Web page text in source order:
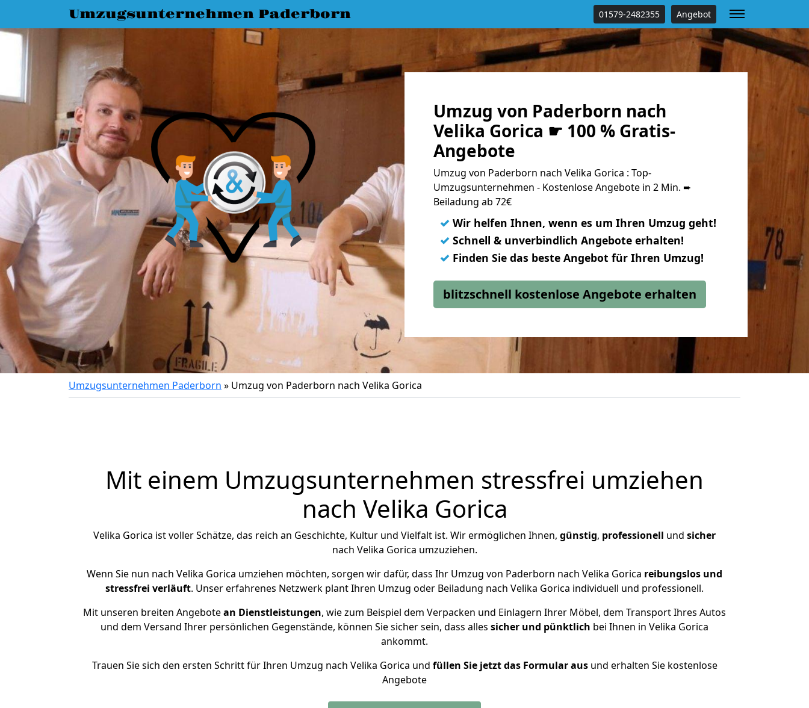
Umzugsunternehmen Paderborn 01579-2482355 Angebot
Umzug von Paderborn nach
Velika Gorica ☛ 100 % Gratis-
Angebote
Umzug von Paderborn nach Velika Gorica : Top-
Umzugsunternehmen - Kostenlose Angebote in 2 Min. ➨
Beiladung ab 72€
✓ Wir helfen Ihnen, wenn es um Ihren Umzug geht!
✓ Schnell & unverbindlich Angebote erhalten!
✓ Finden Sie das beste Angebot für Ihren Umzug!
blitzschnell kostenlose Angebote erhalten
Umzugsunternehmen Paderborn » Umzug von Paderborn nach Velika Gorica
Mit einem Umzugsunternehmen stressfrei umziehen
nach Velika Gorica
Velika Gorica ist voller Schätze, das reich an Geschichte, Kultur und Vielfalt ist. Wir ermöglichen Ihnen, günstig, professionell und sicher
nach Velika Gorica umzuziehen.
Wenn Sie nun nach Velika Gorica umziehen möchten, sorgen wir dafür, dass Ihr Umzug von Paderborn nach Velika Gorica reibungslos und
stressfrei verläuft. Unser erfahrenes Netzwerk plant Ihren Umzug oder Beiladung nach Velika Gorica individuell und professionell.
Mit unseren breiten Angebotean Dienstleistungen, wie zum Beispiel dem Verpacken und Einlagern Ihrer Möbel, dem Transport Ihres Autos
und dem Versand Ihrer persönlichen Gegenstände, können Sie sicher sein, dass alles sicher und pünktlich bei Ihnen in Velika Gorica
ankommt.
Trauen Sie sich den ersten Schritt für Ihren Umzug nach Velika Gorica und füllen Sie jetzt das Formular ausund erhalten Sie kostenlose
Angebote